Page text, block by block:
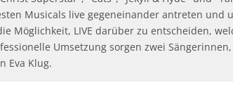
Musicals live gegeneinander antreten und
Möglichkeit, LIVE darüber zu entscheiden,
Umsetzung sorgen zwei
Eva Klug.